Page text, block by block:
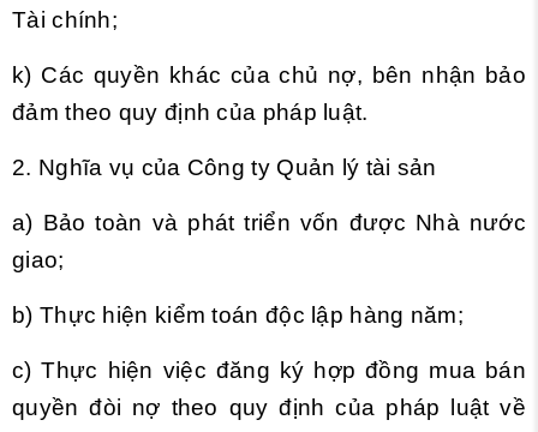
Tài chính;
k) Các quyền khác của chủ nợ, bên nhận bảo
đảm theo quy định của pháp luật.
2. Nghĩa vụ của Công ty Quản lý tài sản
a) Bảo toàn và phát triển vốn được Nhà nước
giao;
b) Thực hiện kiểm toán độc lập hàng năm;
c) Thực hiện việc đăng ký hợp đồng mua bán
quyền đòi nợ theo quy định của pháp luật về